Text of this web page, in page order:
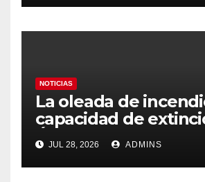
y los hoteles
NOTICIAS
La oleada de
capacidad de
Ávila y al oeste de
obliga a declarar la
emergencia
JUL 28, 2026 ADMINS